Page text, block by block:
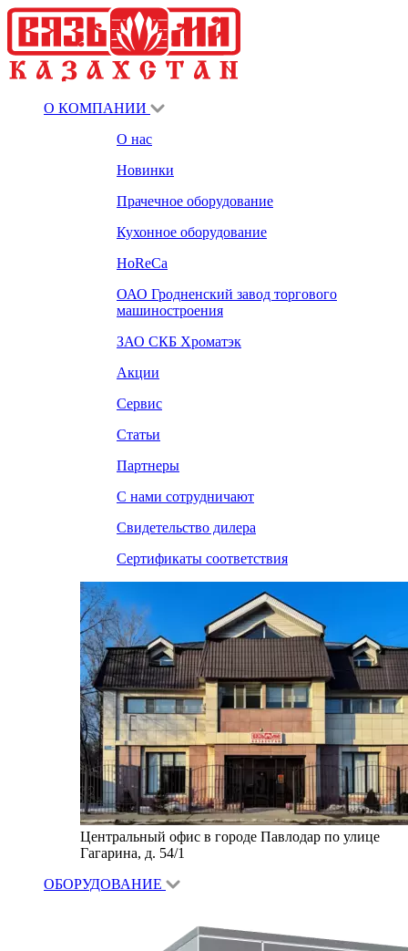
О КОМПАНИИ
О нас
Новинки
Прачечное оборудование
Кухонное оборудование
HoReCa
ОАО Гродненский завод торгового
машиностроения
ЗАО СКБ Хроматэк
Акции
Сервис
Статьи
Партнеры
С нами сотрудничают
Свидетельство дилера
Сертификаты соответствия
Центральный офис в городе Павлодар по улице
Гагарина, д. 54/1
ОБОРУДОВАНИЕ